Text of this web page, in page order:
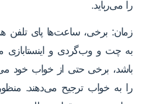
را می‌رباید.
زمان: برخی، ساعت‌ها پای تلفن
به چت و وب‌گردی و اینستابازی
باشد، برخی حتی از خواب خود
را به خواب ترجیح می‌دهند.